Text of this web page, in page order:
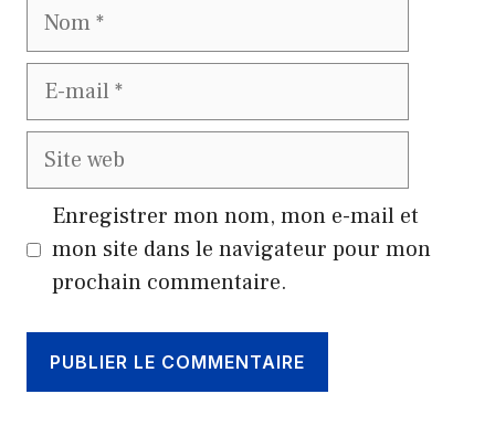
Nom
E-
mail
Site
web
Enregistrer mon nom, mon e-mail et
mon site dans le navigateur pour mon
prochain commentaire.